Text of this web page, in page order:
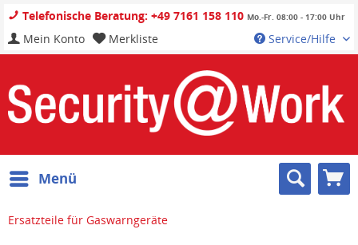
Telefonische Beratung: +49 7161 158 110 Mo.-Fr. 08:00 - 17:00 Uhr
Service/Hilfe
Mein Konto Merkliste
Menü
Ersatzteile für Gaswarngeräte